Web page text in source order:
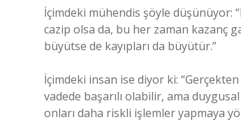
İçimdeki mühendis şöyle düşünüyor:
cazip olsa da, bu her zaman kazanç
büyütse de kayıpları da büyütür.”
İçimdeki insan ise diyor ki:
vadede başarılı olabilir, ama
onları daha riskli işlemler yapmaya